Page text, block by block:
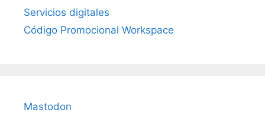
Servicios digitales
Código Promocional Workspace
Mastodon